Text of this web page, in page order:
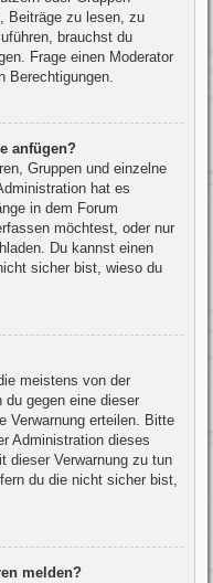
Beiträge zu lesen, zu
brauchst du
Frage einen Moderator
Berechtigungen.
anfügen?
Gruppen und einzelne
hat es
in dem Forum
möchtest, oder nur
Du kannst einen
sicher bist, wieso du
meistens von der
gegen eine dieser
Verwarnung erteilen. Bitte
Administration dieses
dieser Verwarnung zu tun
du die nicht sicher bist,
melden?